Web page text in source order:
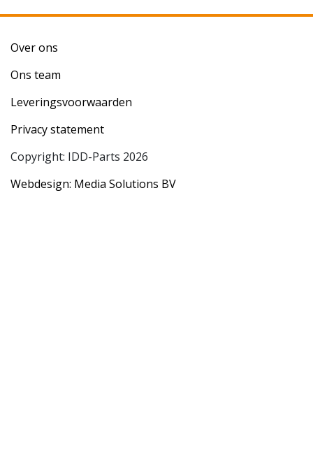
Over ons
Ons team
Leveringsvoorwaarden
Privacy statement
Copyright: IDD-Parts 2026
Webdesign: Media Solutions BV